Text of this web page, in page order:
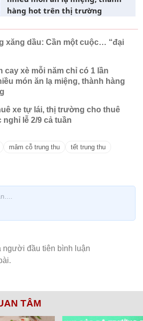
hàng hot trên thị trường
xăng dầu: Cần một cuộc… “đại
cay xè mỗi năm chỉ có 1 lần
món ăn lạ miệng, thành hàng
xe tự lái, thị trường cho thuê
nghỉ lễ 2/9 cả tuần
mâm cỗ trung thu tết trung thu
TÂM